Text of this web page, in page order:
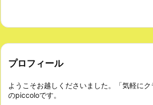
プロフィール
ようこそお越しくださいました。「気軽に
のpiccoloです。